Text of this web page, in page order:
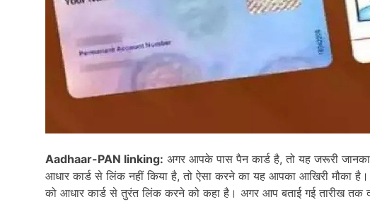
Aadhaar-PAN linking: अगर आपके पास पैन कार्ड है, तो यह जरूरी
आधार कार्ड से लिंक नहीं किया है, तो ऐसा करने का यह आपका आखिरी मौका
को आधार कार्ड से तुरंत लिंक करने को कहा है। अगर आप बताई गई तारीख तक